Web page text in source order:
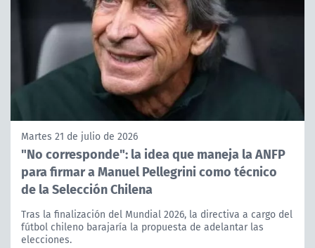
Martes 21 de julio de 2026
"No corresponde": la idea que maneja la ANFP
para firmar a Manuel Pellegrini como técnico
de la Selección Chilena
Tras la finalización del Mundial 2026, la directiva a cargo del
fútbol chileno barajaría la propuesta de adelantar las
elecciones.